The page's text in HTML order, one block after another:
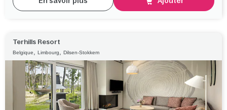
Terhills Resort
Belgique, Limbourg, Dilsen-Stokkem